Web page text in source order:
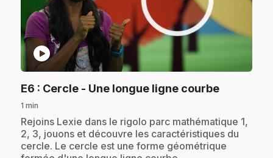
play_circle
E6 : Cercle - Une longue ligne courbe.
1 min
.Rejoins Lexie dans le rigolo parc mathématique 1,
2, 3, jouons et découvre les caractéristiques du
cercle. Le cercle est une forme géométrique